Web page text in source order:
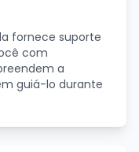
fornece suporte
com
a
guiá-lo durante